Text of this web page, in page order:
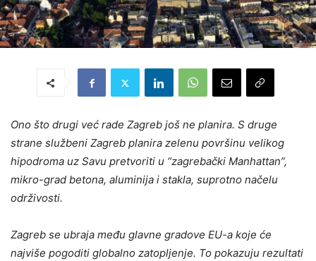
Ono što drugi već rade Zagreb još ne planira. S druge
strane službeni Zagreb planira zelenu površinu velikog
hipodroma uz Savu pretvoriti u “zagrebački Manhattan”,
mikro-grad betona, aluminija i stakla, suprotno načelu
održivosti.
Zagreb se ubraja među glavne gradove EU-a koje će
najviše pogoditi globalno zatopljenje. To pokazuju rezultati